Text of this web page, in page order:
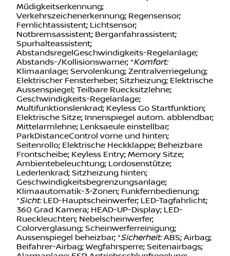
Müdigkeitserkennung;
Verkehrszeichenerkennung; Regensensor;
Fernlichtassistent; Lichtsensor;
Notbremsassistent; Berganfahrassistent;
Spurhalteassistent;
AbstandsregelGeschwindigkeits-Regelanlage;
Abstands-/Kollisionswarner; *Komfort:
Klimaanlage; Servolenkung; Zentralverriegelung;
Elektrischer Fensterheber; Sitzheizung; Elektrische
Aussenspiegel; Teilbare Ruecksitzlehne;
Geschwindigkeits-Regelanlage;
Multifunktionslenkrad; Keyless Go Startfunktion;
Elektrische Sitze; Innenspiegel autom. abblendbar;
Mittelarmlehne; Lenksaeule einstellbar;
ParkDistanceControl vorne und hinten;
Seitenrollo; Elektrische Heckklappe; Beheizbare
Frontscheibe; Keyless Entry; Memory Sitze;
Ambientebeleuchtung; Lordosenstütze;
Lederlenkrad; Sitzheizung hinten;
Geschwindigkeitsbegrenzungsanlage;
Klimaautomatik-3-Zonen; Funkfernbedienung;
*Sicht:LED-Hauptscheinwerfer; LED-Tagfahrlicht;
360 Grad Kamera; HEAD-UP-Display; LED-
Rueckleuchten; Nebelscheinwerfer;
Colorverglasung; Scheinwerferreinigung;
Aussenspiegel beheizbar; *Sicherheit:ABS; Airbag;
Beifahrer-Airbag; Wegfahrsperre; Seitenairbags;
Alarmanlage; ESP; Antriebsschlupfregelung;